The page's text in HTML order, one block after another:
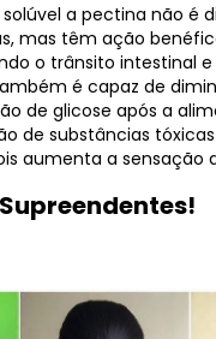
a pectina não é
mas têm ação
o trânsito intestinal
é capaz de
de glicose após a
de substâncias
aumenta a sensação